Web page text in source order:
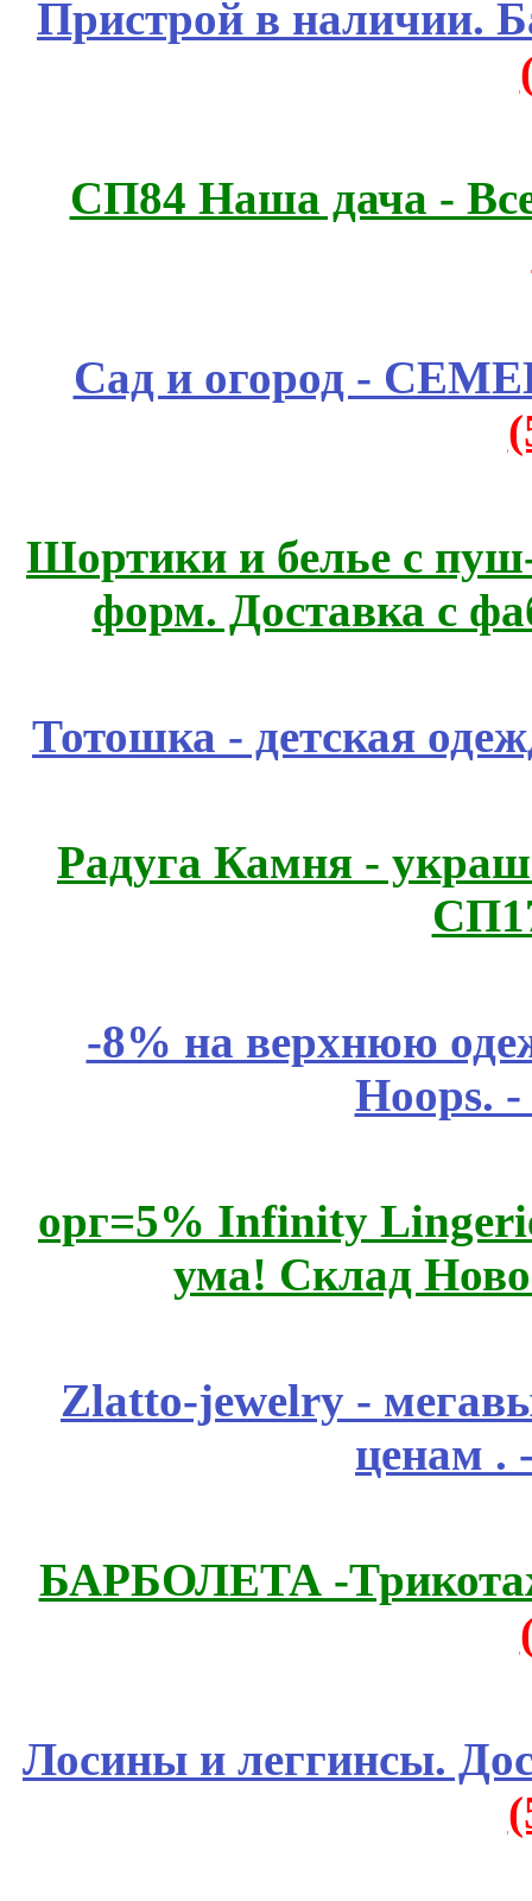
Пристрой в наличии.
СП84 Наша дача -
Сад и огород -
Шортики и белье с
форм. Доставка с
Тотошка - детская
Радуга Камня -
-8% на верхнюю
Hoops.
орг=5% Infinity
ума! Склад
Zlatto-jewelry -
ценам .
БАРБОЛЕТА -
Лосины и леггинсы.